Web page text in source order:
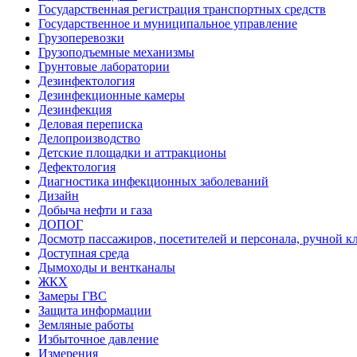
Государственная регистрация транспортных средств
Государственное и муниципальное управление
Грузоперевозки
Грузоподъемные механизмы
Грунтовые лаборатории
Дезинфектология
Дезинфекционные камеры
Дезинфекция
Деловая переписка
Делопроизводство
Детские площадки и аттракционы
Дефектология
Диагностика инфекционных заболеваний
Дизайн
Добыча нефти и газа
ДОПОГ
Досмотр пассажиров, посетителей и персонала, ручной
Доступная среда
Дымоходы и вентканалы
ЖКХ
Замеры ГВС
Защита информации
Земляные работы
Избыточное давление
Измерения